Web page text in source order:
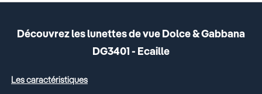
Découvrez les lunettes de vue Dolce & Gabbana
DG3401 - Ecaille
Les caractéristiques